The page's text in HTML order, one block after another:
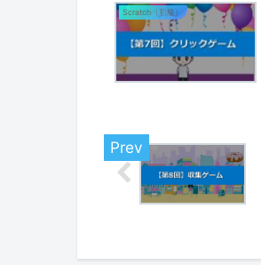
Scratch（初級）